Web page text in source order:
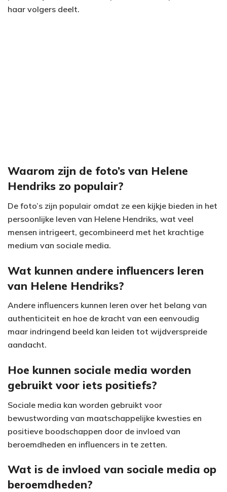
haar volgers deelt.
Waarom zijn de foto’s van Helene
Hendriks zo populair?
De foto’s zijn populair omdat ze een kijkje bieden in het
persoonlijke leven van Helene Hendriks, wat veel
mensen intrigeert, gecombineerd met het krachtige
medium van sociale media.
Wat kunnen andere influencers leren
van Helene Hendriks?
Andere influencers kunnen leren over het belang van
authenticiteit en hoe de kracht van een eenvoudig
maar indringend beeld kan leiden tot wijdverspreide
aandacht.
Hoe kunnen sociale media worden
gebruikt voor iets positiefs?
Sociale media kan worden gebruikt voor
bewustwording van maatschappelijke kwesties en
positieve boodschappen door de invloed van
beroemdheden en influencers in te zetten.
Wat is de invloed van sociale media op
beroemdheden?